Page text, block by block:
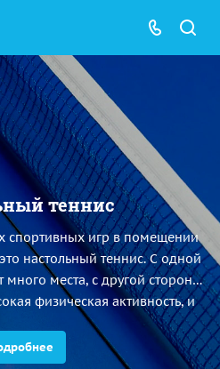
теннис
спортивных игр в помещении
настольный теннис. С одной
много места, с другой стороны
физическая активность, и
действий.